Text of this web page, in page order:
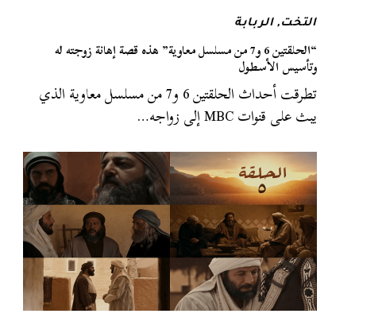
التخت,الربابة
“الحلقتين 6 و7 من مسلسل معاوية” هذه قصة إهانة زوجته له
وتأسيس الأسطول
تطرقت أحداث الحلقتين 6 و7 من مسلسل معاوية الذي
يبث على قنوات MBC إلى زواجه…